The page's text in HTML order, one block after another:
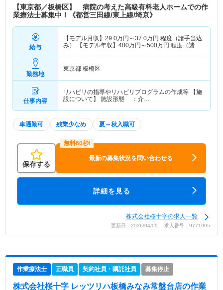
【東京都／板橋区】 病院の考えた高級有料老人ホームでの作
業療法士募集中！《都営三田線/東上線/埼京》
給与
【モデル月収】 29.0万円～37.0万円 程度（諸手当込
み） 【モデル年収】 400万円～500万円 程度（諸手
勤務地
東京都 板橋区
仕事内容
リハビリの指導やリハビリプログラムの作成等 【施
設について】 施設形態 ：介…
車通勤可 残業少なめ 夏～秋入職可
保存する
最新の募集状況を問い合わせる
詳細を見る
株式会社桜十字の求人一覧
更新日：2026/04/09 求人番号：9771995
作業療法士 正職員 契約社員・嘱託社員 募集停止
株式会社桜十字 レッツリハ板橋みなみ常盤台店の作業